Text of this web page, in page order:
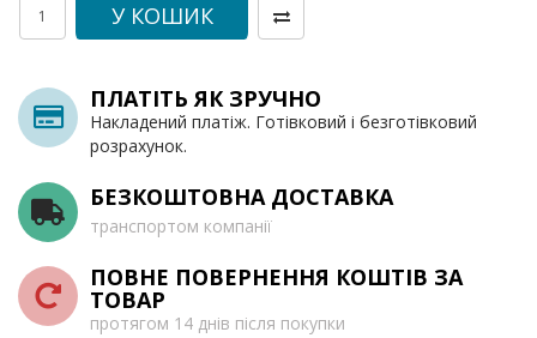
У КОШИК
ПЛАТІТЬ ЯК ЗРУЧНО
Накладений платіж. Готівковий і безготівковий
розрахунок.
БЕЗКОШТОВНА ДОСТАВКА
транспортом компанії
ПОВНЕ ПОВЕРНЕННЯ КОШТІВ ЗА
ТОВАР
протягом 14 днів після покупки